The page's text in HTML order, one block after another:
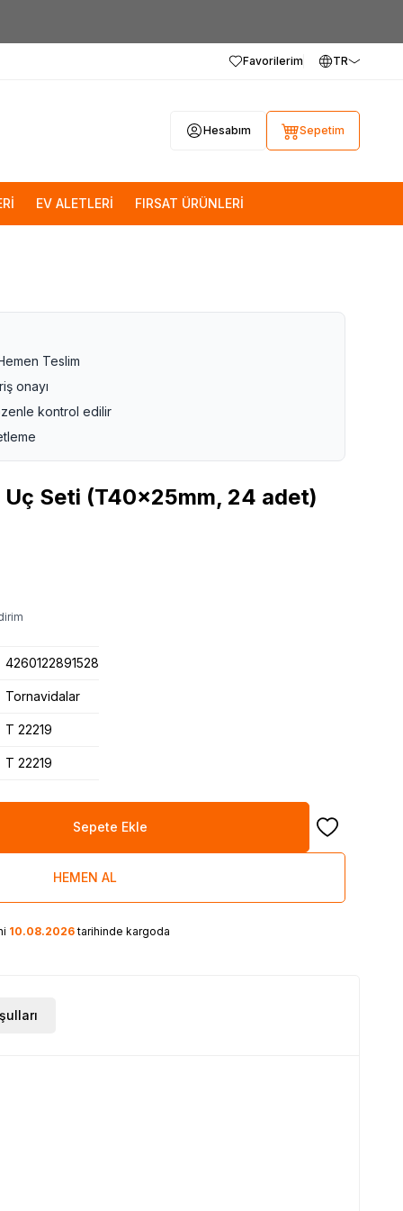
Favorilerim TR
Hesabım Sepetim
EV ALETLERİ FIRSAT ÜRÜNLERİ
Teslim
onayı
kontrol edilir
Uç Seti (T40x25mm, 24 adet)
4260122891528
Tornavidalar
T 22219
T 22219
Sepete Ekle Favoriye Ekle
HEMEN AL
10.08.2026tarihinde kargoda